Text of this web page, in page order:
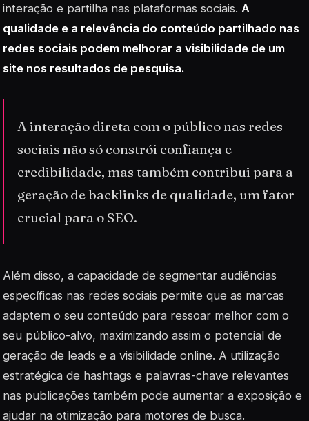
interação e partilha nas plataformas sociais. A
qualidade e a relevância do conteúdo partilhado nas
redes sociais podem melhorar a visibilidade de um
site nos resultados de pesquisa.
A interação direta com o público nas redes
sociais não só constrói confiança e
credibilidade, mas também contribui para a
geração de backlinks de qualidade, um fator
crucial para o SEO.
Além disso, a capacidade de segmentar audiências
específicas nas redes sociais permite que as marcas
adaptem o seu conteúdo para ressoar melhor com o
seu público-alvo, maximizando assim o potencial de
geração de leads e a visibilidade online. A utilização
estratégica de hashtags e palavras-chave relevantes
nas publicações também pode aumentar a exposição e
ajudar na otimização para motores de busca.